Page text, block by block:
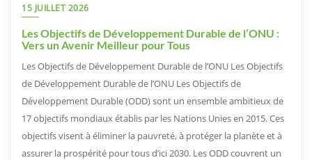
15 JUILLET 2026
Les Objectifs de Développement Durable de l’ONU :
Vers un Avenir Meilleur pour Tous
Les Objectifs de Développement Durable de l’ONU Les Objectifs
de Développement Durable de l’ONU Les Objectifs de
Développement Durable (ODD) sont un ensemble ambitieux de
17 objectifs mondiaux établis par les Nations Unies en 2015. Ces
objectifs visent à éliminer la pauvreté, à protéger la planète et à
assurer la prospérité pour tous d’ici 2030. Les ODD couvrent un